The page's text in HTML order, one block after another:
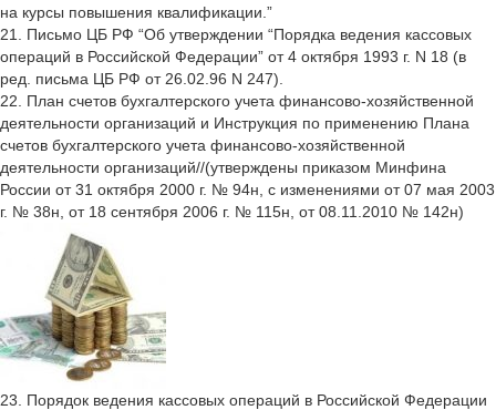
на курсы повышения квалификации.”
21. Письмо ЦБ РФ “Об утверждении “Порядка ведения кассовых
операций в Российской Федерации” от 4 октября 1993 г. N 18 (в
ред. письма ЦБ РФ от 26.02.96 N 247).
22. План счетов бухгалтерского учета финансово-хозяйственной
деятельности организаций и Инструкция по применению Плана
счетов бухгалтерского учета финансово-хозяйственной
деятельности организаций//(утверждены приказом Минфина
России от 31 октября 2000 г. № 94н, с изменениями от 07 мая 2003
г. № 38н, от 18 сентября 2006 г. № 115н, от 08.11.2010 № 142н)
23. Порядок ведения кассовых операций в Российской Федерации